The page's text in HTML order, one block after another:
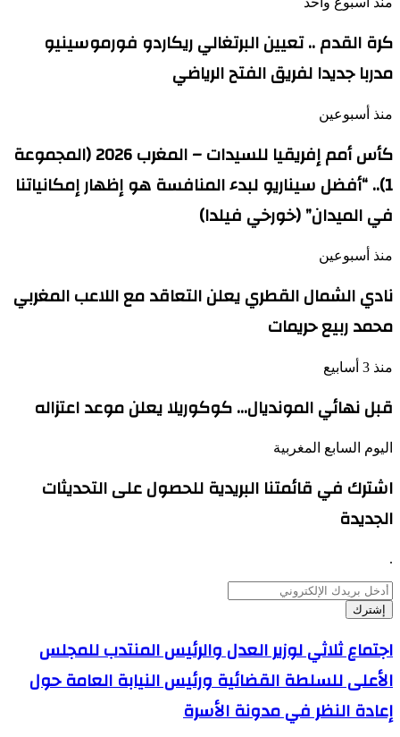
كرة القدم .. تعيين البرتغالي ريكاردو فورموسينيو
مدربا جديدا لفريق الفتح الرياضي
منذ أسبوعين
كأس أمم إفريقيا للسيدات – المغرب 2026 (المجموعة
1).. “أفضل سيناريو لبدء المنافسة هو إظهار إمكانياتنا
في الميدان” (خورخي فيلدا)
منذ أسبوعين
نادي الشمال القطري يعلن التعاقد مع اللاعب المغربي
محمد ربيع حريمات
منذ 3 أسابيع
قبل نهائي المونديال… كوكوريلا يعلن موعد اعتزاله
اليوم السابع المغربية
اشترك في قائمتنا البريدية للحصول على التحديثات
الجديدة
.
أدخل
بريدك
الإلكتروني
اجتماع
ثلاثي
لوزير
والرئيس
المنتدب
اجتماع ثلاثي لوزير العدل والرئيس المنتدب للمجلس
الأعلى للسلطة القضائية ورئيس النيابة العامة حول
إعادة النظر في مدونة الأسرة